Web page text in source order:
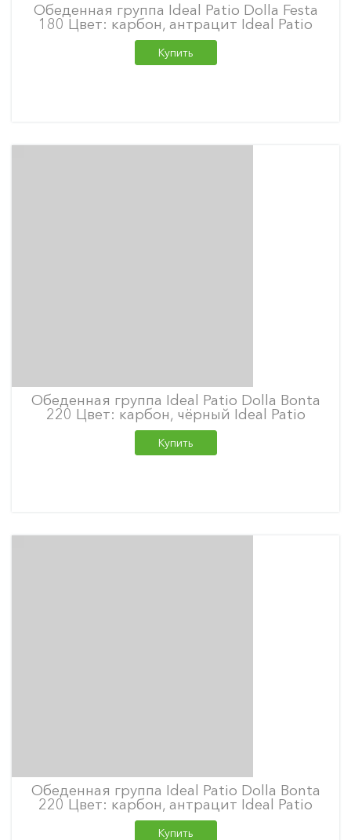
Обеденная группа Ideal Patio Dolla Festa
180 Цвет: карбон, антрацит Ideal Patio
Купить
Обеденная группа Ideal Patio Dolla Bonta
220 Цвет: карбон, чёрный Ideal Patio
Купить
Обеденная группа Ideal Patio Dolla Bonta
220 Цвет: карбон, антрацит Ideal Patio
Купить